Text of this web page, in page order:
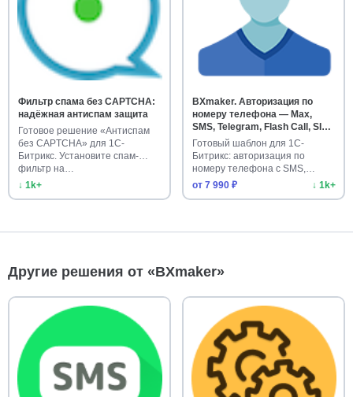
Фильтр спама без CAPTCHA:
надёжная антиспам защита
Готовое решение «Антиспам
без CAPTCHA» для 1С-
Битрикс. Установите спам-
фильтр на…
↓ 1k+
BXmaker. Авторизация по
номеру телефона — Max,
SMS, Telegram, Flash Call, SIM-
Push, PushOK
Готовый шаблон для 1С-
Битрикс: авторизация по
номеру телефона с SMS,
Telegram, F…
от 7 990 ₽ ↓ 1k+
Другие решения от «BXmaker»